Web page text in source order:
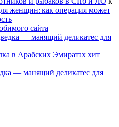
женщин: как операция может
сайта
— манящий деликатес для
в Арабских Эмиратах хит
— манящий деликатес для